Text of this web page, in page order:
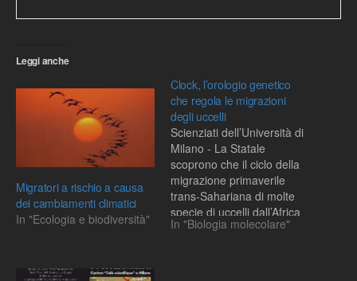
Leggi anche
Migratori a rischio a causa
dei cambiamenti climatici
In "Ecologia e biodiversità"
Clock, l’orologio genetico
che regola le migrazioni
degli uccelli
Scienziati dell’Università di
Milano - La Statale
scoprono che il ciclo della
migrazione primaverile
trans-Sahariana di molte
specie di uccelli dall’Africa
è regolato da un gene,
In "Biologia molecolare"